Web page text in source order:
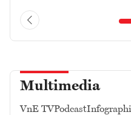
Multimedia
VnE TVPodcast